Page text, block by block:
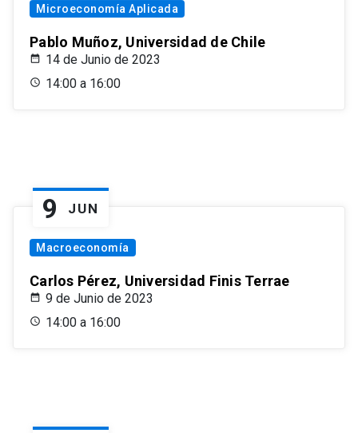
Microeconomía Aplicada
Pablo Muñoz, Universidad de Chile
14 de Junio de 2023
14:00 a 16:00
9 JUN
Macroeconomía
Carlos Pérez, Universidad Finis Terrae
9 de Junio de 2023
14:00 a 16:00